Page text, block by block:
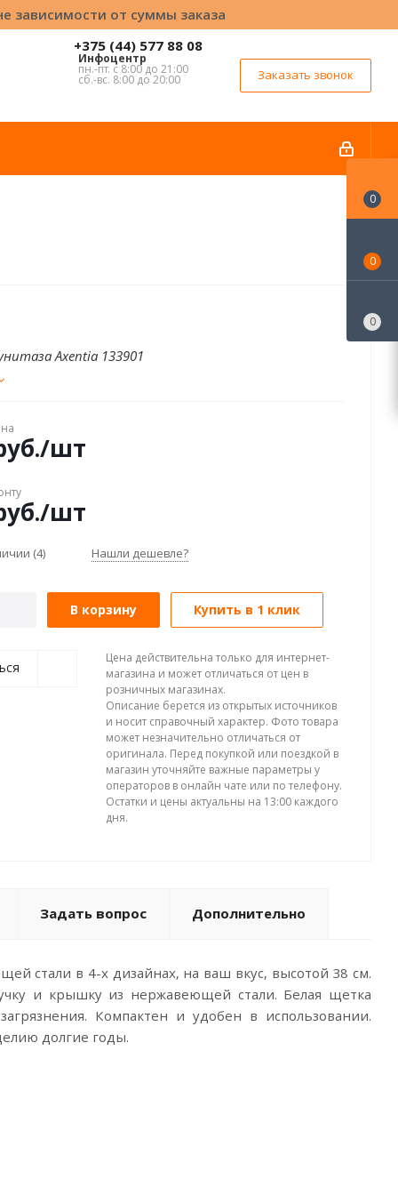
зависимости от суммы заказа
+375 (44) 577 88 08
Инфоцентр
пн.-пт. с 8:00 до 21:00
сб.-вс. 8:00 до 20:00 Заказать звонок
Axentia 133901
/шт
/шт
(4) Нашли дешевле?
В корзину Купить в 1 клик
Цена действительна только для интернет-
магазина и может отличаться от цен в
розничных магазинах.
Описание берется из открытых источников
и носит справочный характер. Фото товара
может незначительно отличаться от
оригинала. Перед покупкой или поездкой в
магазин уточняйте важные параметры у
операторов в онлайн чате или по телефону.
Остатки и цены актуальны на 13:00 каждого
дня.
Задать вопрос Дополнительно
стали в 4-х дизайнах, на ваш вкус, высотой 38 см.
и крышку из нержавеющей стали. Белая щетка
Компактен и удобен в использовании.
долгие годы.
0
0
0